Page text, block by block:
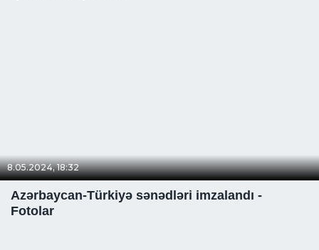
8.05.2024, 18:32
Azərbaycan-Türkiyə sənədləri imzalandı -
Fotolar